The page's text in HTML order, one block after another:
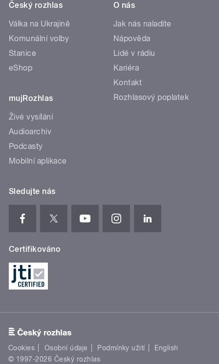
Český rozhlas
Válka na Ukrajině
Komunální volby
Stanice
eShop
mujRozhlas
Živé vysílání
Audioarchiv
Podcasty
Mobilní aplikace
O nás
Jak nás naladíte
Nápověda
Lidé v rádiu
Kariéra
Kontakt
Rozhlasový poplatek
Sledujte nás
Certifikováno
Cookies Osobní údaje Podmínky užití
English
© 1997-2026 Český rozhlas